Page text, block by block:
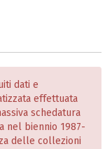
dati e
effettuata
schedatura
nel biennio 1987-
delle collezioni